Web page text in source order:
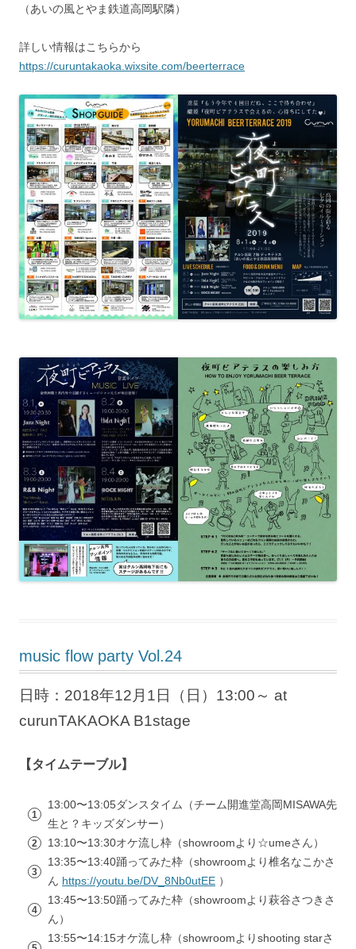
（あいの風とやま鉄道高岡駅隣）
詳しい情報はこちらから
https://curuntakaoka.wixsite.com/beerterrace
music flow party Vol.24
日時：2018年12月1日（日）13:00～ at
curunTAKAOKA B1stage
【タイムテーブル】
13:00〜13:05ダンスタイム（チーム開進堂高岡MISAWA先
生と？キッズダンサー）
13:10〜13:30オケ流し枠（showroomより☆umeさん）
13:35〜13:40踊ってみた枠（showroomより椎名なこかさ
ん https://youtu.be/DV_8Nb0utEE ）
13:45〜13:50踊ってみた枠（showroomより萩谷さつきさ
ん）
13:55〜14:15オケ流し枠（showroomよりshooting starさ